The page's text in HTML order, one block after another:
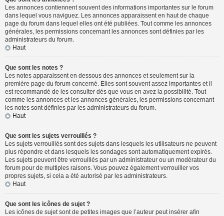
Les annonces contiennent souvent des informations importantes sur le forum
dans lequel vous naviguez. Les annonces apparaissent en haut de chaque
page du forum dans lequel elles ont été publiées. Tout comme les annonces
générales, les permissions concernant les annonces sont définies par les
administrateurs du forum.
Haut
Que sont les notes ?
Les notes apparaissent en dessous des annonces et seulement sur la
première page du forum concerné. Elles sont souvent assez importantes et il
est recommandé de les consulter dès que vous en avez la possibilité. Tout
comme les annonces et les annonces générales, les permissions concernant
les notes sont définies par les administrateurs du forum.
Haut
Que sont les sujets verrouillés ?
Les sujets verrouillés sont des sujets dans lesquels les utilisateurs ne peuvent
plus répondre et dans lesquels les sondages sont automatiquement expirés.
Les sujets peuvent être verrouillés par un administrateur ou un modérateur du
forum pour de multiples raisons. Vous pouvez également verrouiller vos
propres sujets, si cela a été autorisé par les administrateurs.
Haut
Que sont les icônes de sujet ?
Les icônes de sujet sont de petites images que l’auteur peut insérer afin